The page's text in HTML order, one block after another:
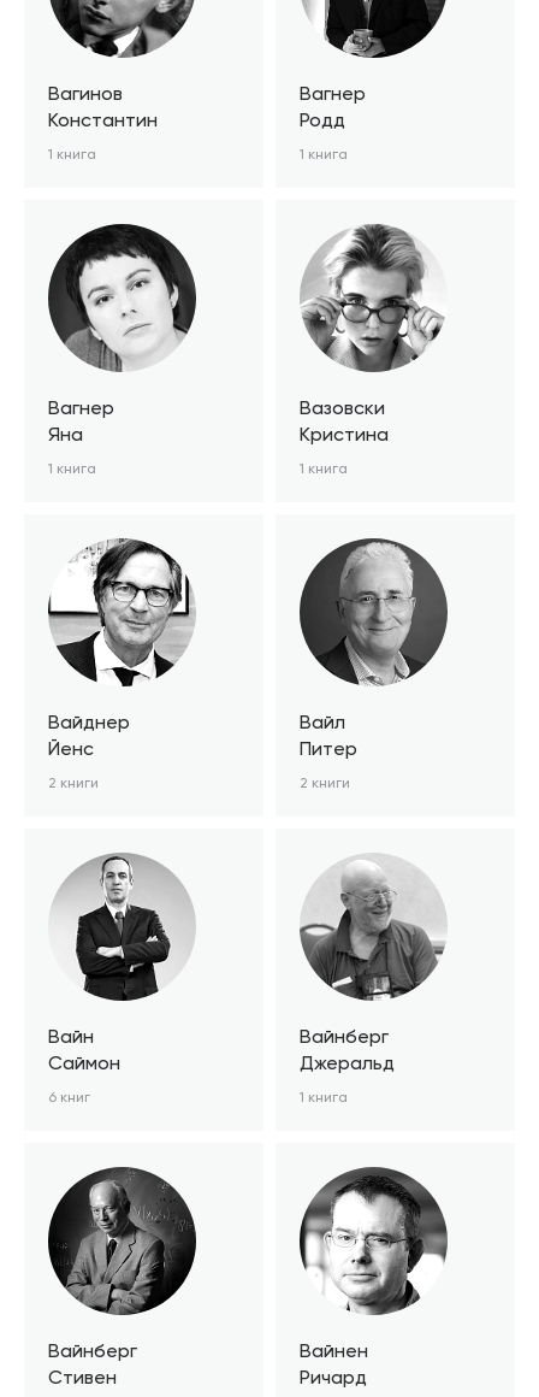
Вагинов
Константин
1 книга
Вагнер
Родд
1 книга
Вагнер
Яна
1 книга
Вазовски
Кристина
1 книга
Вайднер
Йенс
2 книги
Вайл
Питер
2 книги
Вайн
Саймон
6 книг
Вайнберг
Джеральд
1 книга
Вайнберг
Стивен
Вайнен
Ричард